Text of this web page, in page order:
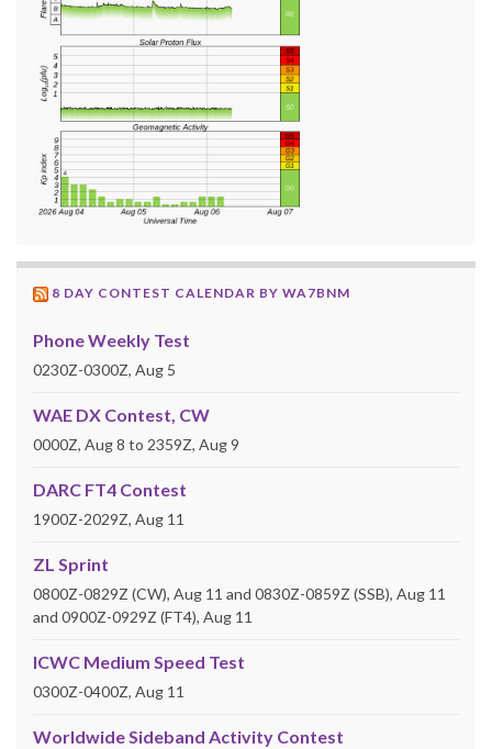
8 DAY CONTEST CALENDAR BY WA7BNM
Phone Weekly Test
0230Z-0300Z, Aug 5
WAE DX Contest, CW
0000Z, Aug 8 to 2359Z, Aug 9
DARC FT4 Contest
1900Z-2029Z, Aug 11
ZL Sprint
0800Z-0829Z (CW), Aug 11 and 0830Z-0859Z (SSB), Aug 11
and 0900Z-0929Z (FT4), Aug 11
ICWC Medium Speed Test
0300Z-0400Z, Aug 11
Worldwide Sideband Activity Contest